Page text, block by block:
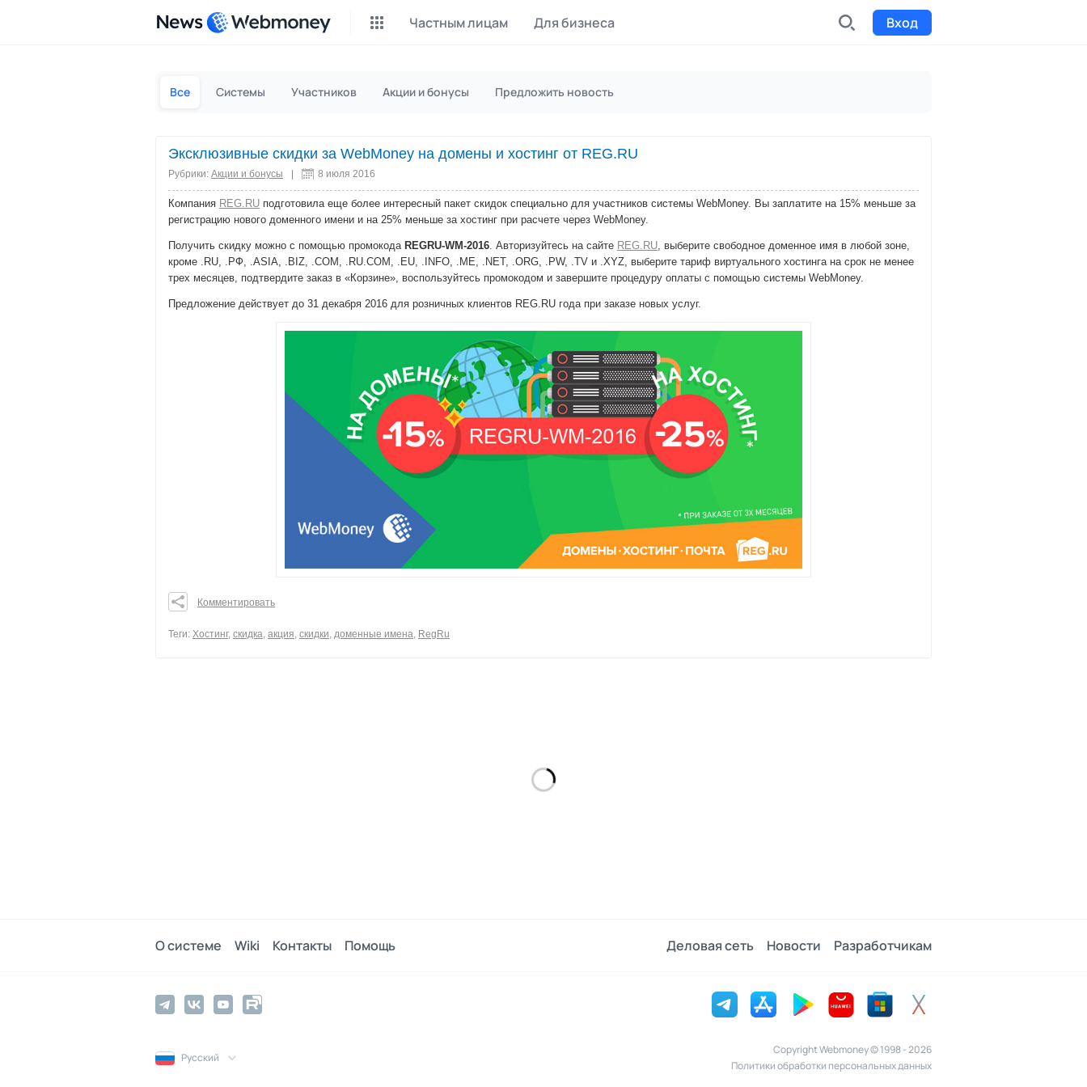
News Частным лицам Для бизнеса Вход
P2P обмен
Инструмент для добычи
CashBox Files
Донаты
Вознаграждения от зрителей
Коллективные покупки
Сервис совместных закупок
Билеты на мероприятия
InstaDo.com
Фриланс-биржа
Все Системы Участников Акции и бонусы Предложить новость
Эксклюзивные скидки за WebMoney на домены и хостинг от REG.RU
Рубрики: Акции и бонусы 8 июля 2016
Компания REG.RU подготовила еще более интересный пакет скидок специально для участников системы WebMoney. Вы заплатите на 15% меньше за
регистрацию нового доменного имени и на 25% меньше за хостинг при расчете через WebMoney.
Получить скидку можно с помощью промокода REGRU-WM-2016. Авторизуйтесь на сайте REG.RU, выберите свободное доменное имя в любой зоне,
кроме .RU, .РФ, .ASIA, .BIZ, .COM, .RU.COM, .EU, .INFO, .ME, .NET, .ORG, .PW, .TV и .XYZ, выберите тариф виртуального хостинга на срок не менее
трех месяцев, подтвердите заказ в «Корзине», воспользуйтесь промокодом и завершите процедуру оплаты с помощью системы WebMoney.
Предложение действует до 31 декабря 2016 для розничных клиентов REG.RU года при заказе новых услуг.
0
Комментировать
Теги: Хостинг, скидка, акция, скидки, доменные имена, RegRu
О системе Wiki Контакты Помощь Деловая сеть Новости Разработчикам
Русский
Copyright Webmoney © 1998 - 2026
Политики обработки персональных данных